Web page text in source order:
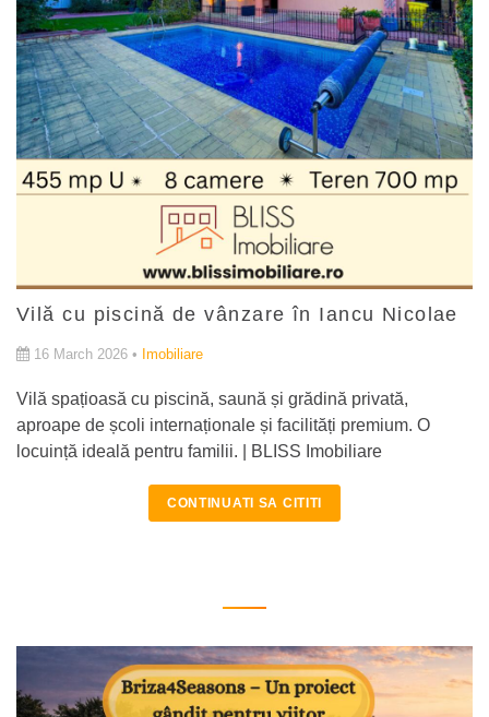
Vilă cu piscină de vânzare în Iancu Nicolae
16 March 2026 • Imobiliare
Vilă spațioasă cu piscină, saună și grădină privată,
aproape de școli internaționale și facilități premium. O
locuință ideală pentru familii. | BLISS Imobiliare
CONTINUATI SA CITITI